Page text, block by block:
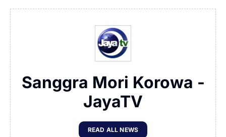
Sanggra Mori Korowa -
JayaTV
READ ALL NEWS